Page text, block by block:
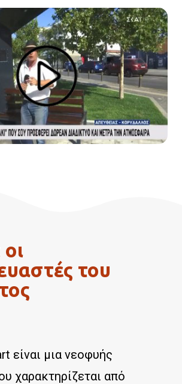
του
είναι μια νεοφυής
χαρακτηρίζεται από